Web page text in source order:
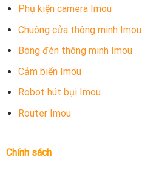
toàn bộ hệ thống
Phụ kiện camera Imou
Chuông cửa thông minh Imou
Bóng đèn thông minh Imou
Cảm biến Imou
Robot hút bụi Imou
Router Imou
Chính sách